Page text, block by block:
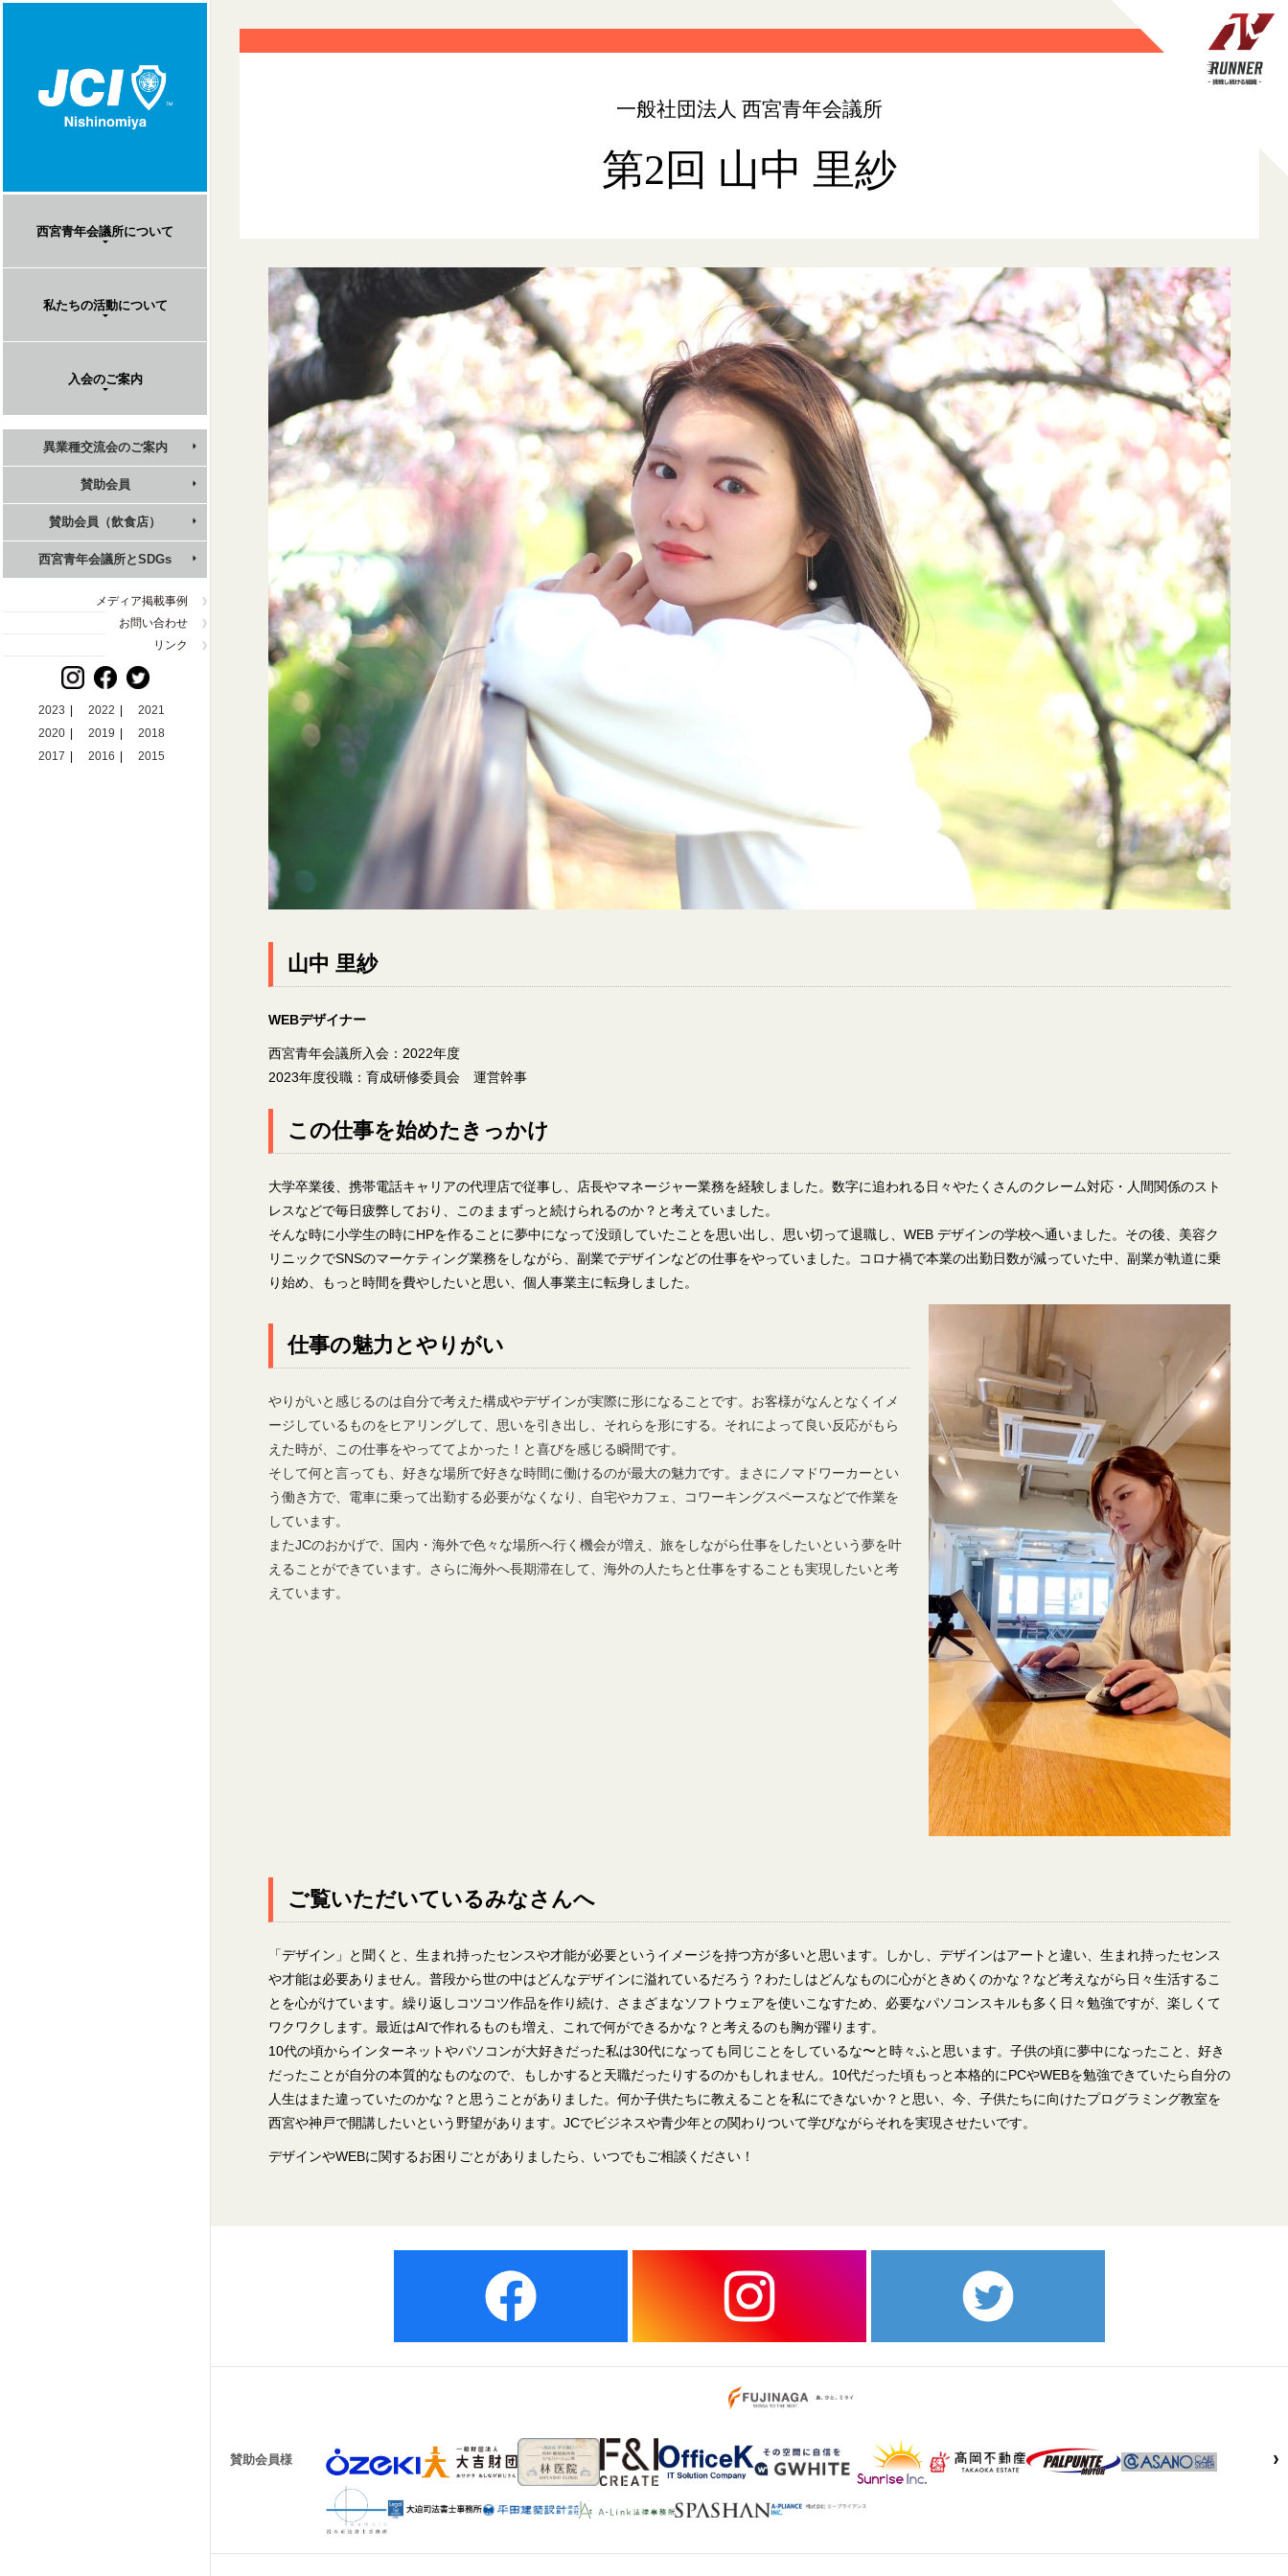
西宮青年会議所について
私たちの活動について
入会のご案内
異業種交流会のご案内
賛助会員
賛助会員（飲食店）
西宮青年会議所とSDGs
メディア掲載事例
お問い合わせ
リンク
2023 2022
2021
2020
2019
2018
2017
2016 2015
一般社団法人 西宮青年会議所
第2回 山中 里紗
山中 里紗
WEBデザイナー
西宮青年会議所入会：2022年度
2023年度役職：育成研修委員会 運営幹事
この仕事を始めたきっかけ
大学卒業後、携帯電話キャリアの代理店で従事し、店長やマネージャー業務を経験しました。数字に追われる日々やたくさんのクレーム対応・人間関係のスト
レスなどで毎日疲弊しており、このままずっと続けられるのか？と考えていました。
そんな時に小学生の時にHPを作ることに夢中になって没頭していたことを思い出し、思い切って退職し、WEB デザインの学校へ通いました。その後、美容ク
リニックでSNSのマーケティング業務をしながら、副業でデザインなどの仕事をやっていました。コロナ禍で本業の出勤日数が減っていた中、副業が軌道に乗
り始め、もっと時間を費やしたいと思い、個人事業主に転身しました。
仕事の魅力とやりがい
やりがいと感じるのは自分で考えた構成やデザインが実際に形になることです。お客様がなんとなくイメ
ージしているものをヒアリングして、思いを引き出し、それらを形にする。それによって良い反応がもら
えた時が、この仕事をやっててよかった！と喜びを感じる瞬間です。
そして何と言っても、好きな場所で好きな時間に働けるのが最大の魅力です。まさにノマドワーカーとい
う働き方で、電車に乗って出勤する必要がなくなり、自宅やカフェ、コワーキングスペースなどで作業を
しています。
またJCのおかげで、国内・海外で色々な場所へ行く機会が増え、旅をしながら仕事をしたいという夢を叶
えることができています。さらに海外へ長期滞在して、海外の人たちと仕事をすることも実現したいと考
えています。
ご覧いただいているみなさんへ
「デザイン」と聞くと、生まれ持ったセンスや才能が必要というイメージを持つ方が多いと思います。しかし、デザインはアートと違い、生まれ持ったセンス
や才能は必要ありません。普段から世の中はどんなデザインに溢れているだろう？わたしはどんなものに心がときめくのかな？など考えながら日々生活するこ
とを心がけています。繰り返しコツコツ作品を作り続け、さまざまなソフトウェアを使いこなすため、必要なパソコンスキルも多く日々勉強ですが、楽しくて
ワクワクします。最近はAIで作れるものも増え、これで何ができるかな？と考えるのも胸が躍ります。
10代の頃からインターネットやパソコンが大好きだった私は30代になっても同じことをしているな〜と時々ふと思います。子供の頃に夢中になったこと、好き
だったことが自分の本質的なものなので、もしかすると天職だったりするのかもしれません。10代だった頃もっと本格的にPCやWEBを勉強できていたら自分の
人生はまた違っていたのかな？と思うことがありました。何か子供たちに教えることを私にできないか？と思い、今、子供たちに向けたプログラミング教室を
西宮や神戸で開講したいという野望があります。JCでビジネスや青少年との関わりついて学びながらそれを実現させたいです。
デザインやWEBに関するお困りごとがありましたら、いつでもご相談ください！
賛助会員様